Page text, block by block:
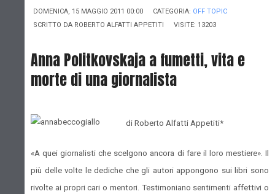
DOMENICA, 15 MAGGIO 2011 00:00 CATEGORIA: OFF TOPIC
SCRITTO DA ROBERTO ALFATTI APPETITI VISITE: 13203
Anna Politkovskaja a fumetti, vita e
morte di una giornalista
di Roberto Alfatti Appetiti*
«A quei giornalisti che scelgono ancora di fare il loro mestiere». Il
più delle volte le dediche che gli autori appongono sui libri sono
rivolte ai propri cari o mentori. Testimoniano sentimenti affettivi o